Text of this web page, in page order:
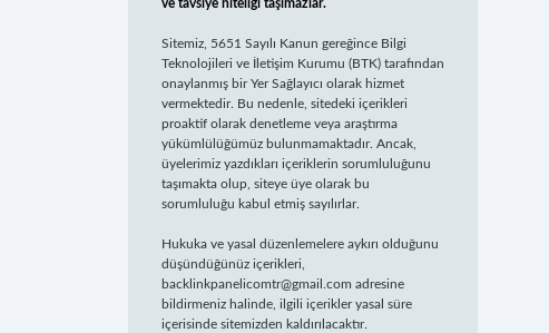
ve tavsiye niteliği taşımazlar.
Sitemiz, 5651 Sayılı Kanun gereğince Bilgi
Teknolojileri ve İletişim Kurumu (BTK) tarafından
onaylanmış bir Yer Sağlayıcı olarak hizmet
vermektedir. Bu nedenle, sitedeki içerikleri
proaktif olarak denetleme veya araştırma
yükümlülüğümüz bulunmamaktadır. Ancak,
üyelerimiz yazdıkları içeriklerin sorumluluğunu
taşımakta olup, siteye üye olarak bu
sorumluluğu kabul etmiş sayılırlar.
Hukuka ve yasal düzenlemelere aykırı olduğunu
düşündüğünüz içerikleri,
backlinkpanelicomtr@gmail.com adresine
bildirmeniz halinde, ilgili içerikler yasal süre
içerisinde sitemizden kaldırılacaktır.